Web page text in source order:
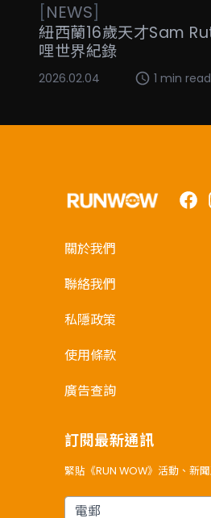
[NEWS]
紐西蘭16歲天才Sam
哩世界紀錄
2026.02.04 1 min read
關於我們
聯絡我們
私隱政策
使用條款
廣告查詢
訂閱最新通訊
緊貼《RUN WOW》活動、新
電郵